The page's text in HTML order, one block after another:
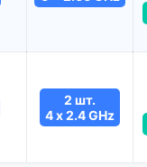
2 шт.
4 x 2.4 GHz